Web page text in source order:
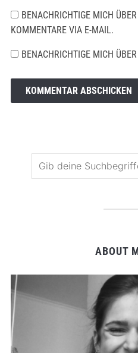
BENACHRICHTIGE MICH
KOMMENTARE VIA E-MAIL.
BENACHRICHTIGE MICH
ABOUT